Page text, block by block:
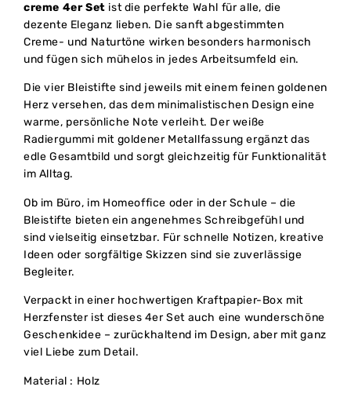
creme 4er Set ist die perfekte Wahl für alle, die
dezente Eleganz lieben. Die sanft abgestimmten
Creme- und Naturtöne wirken besonders harmonisch
und fügen sich mühelos in jedes Arbeitsumfeld ein.
Die vier Bleistifte sind jeweils mit einem feinen goldenen
Herz versehen, das dem minimalistischen Design eine
warme, persönliche Note verleiht. Der weiße
Radiergummi mit goldener Metallfassung ergänzt das
edle Gesamtbild und sorgt gleichzeitig für Funktionalität
im Alltag.
Ob im Büro, im Homeoffice oder in der Schule – die
Bleistifte bieten ein angenehmes Schreibgefühl und
sind vielseitig einsetzbar. Für schnelle Notizen, kreative
Ideen oder sorgfältige Skizzen sind sie zuverlässige
Begleiter.
Verpackt in einer hochwertigen Kraftpapier-Box mit
Herzfenster ist dieses 4er Set auch eine wunderschöne
Geschenkidee – zurückhaltend im Design, aber mit ganz
viel Liebe zum Detail.
Material : Holz